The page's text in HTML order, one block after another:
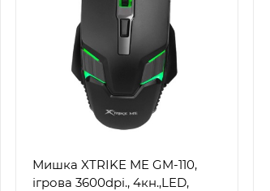
Мишка XTRIKE ME GM-110,
ігрова 3600dpi., 4кн.,LED,